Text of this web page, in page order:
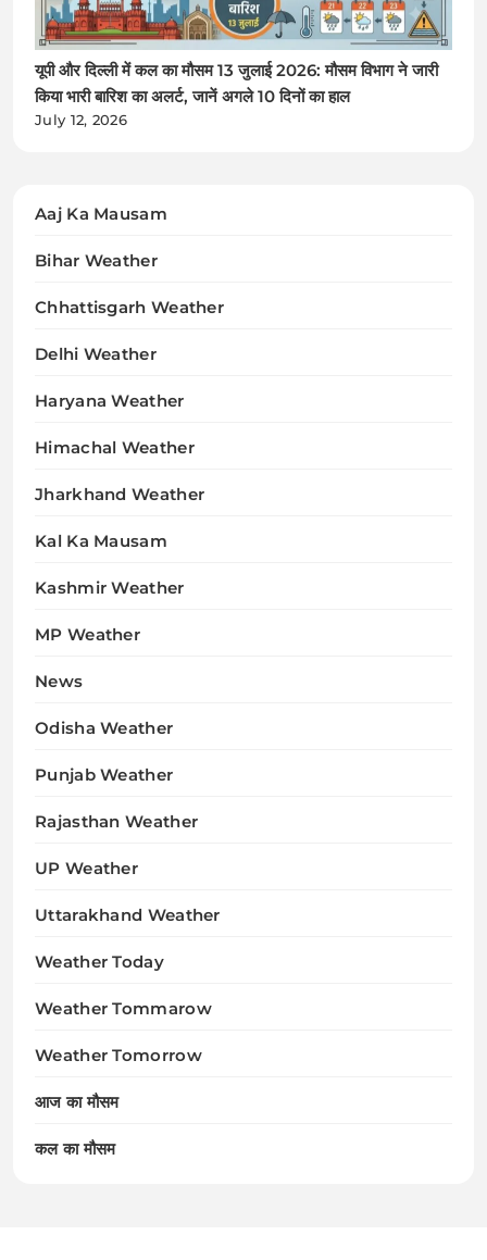
यूपी और दिल्ली में कल का मौसम 13 जुलाई 2026: मौसम विभाग ने जारी
किया भारी बारिश का अलर्ट, जानें अगले 10 दिनों का हाल
July 12, 2026
Aaj Ka Mausam
Bihar Weather
Chhattisgarh Weather
Delhi Weather
Haryana Weather
Himachal Weather
Jharkhand Weather
Kal Ka Mausam
Kashmir Weather
MP Weather
News
Odisha Weather
Punjab Weather
Rajasthan Weather
UP Weather
Uttarakhand Weather
Weather Today
Weather Tommarow
Weather Tomorrow
आज का मौसम
कल का मौसम